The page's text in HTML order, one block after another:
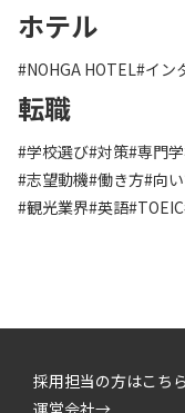
ホテル
#NOHGA HOTEL#イン
転職
#学校選び#対策#専門
#志望動機#働き方#向
#観光業界#英語#TOEIC
採用担当の方はこち